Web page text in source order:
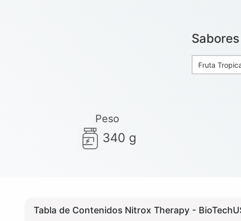
Sabores
Fruta
Peso
340 g
Tabla de Contenidos Nitrox Therapy -